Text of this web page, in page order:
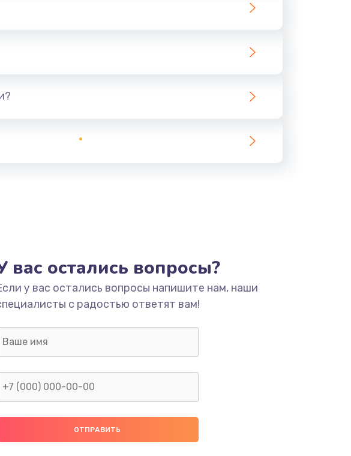
вас остались вопросы?
у вас остались вопросы напишите нам, наши
с радостью ответят вам!